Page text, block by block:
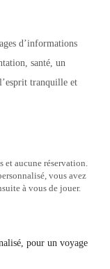
d’informations
santé, un
tranquille et
aucune réservation.
vous avez
à vous de jouer.
pour un voyage